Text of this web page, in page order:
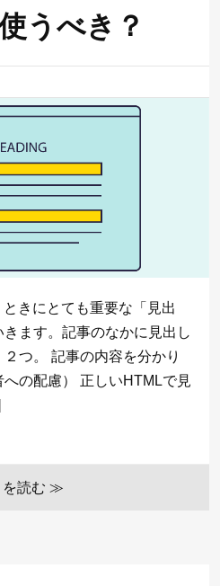
うべき？
きにとても重要な「見出
ます。記事のなかに見出し
つ。 記事の内容を分かり
の配慮） 正しいHTMLで見
を読む ≫